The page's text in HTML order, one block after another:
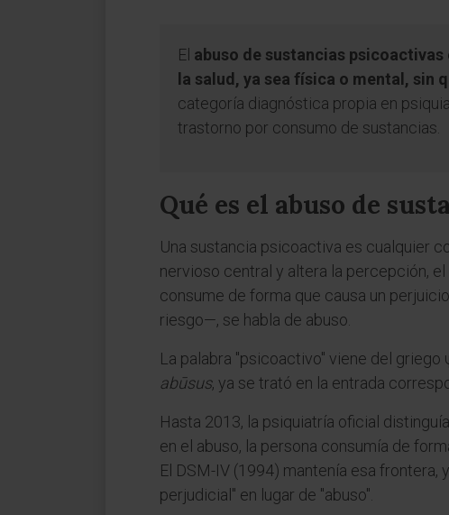
El abuso de sustancias
la salud, ya sea física o mental, sin
categoría diagnóstica propia en
trastorno por consumo de sustancias.
Qué es el abuso de
Una sustancia psicoactiva es cualquier
nervioso central y altera la percepción,
consume de forma que causa un
riesgo—, se habla de abuso.
La palabra "psicoactivo" viene del griego
abūsus, ya se trató en la entrada
Hasta 2013, la psiquiatría oficial
en el abuso, la persona consumía de
El DSM-IV (1994) mantenía esa frontera,
perjudicial" en lugar de "abuso".